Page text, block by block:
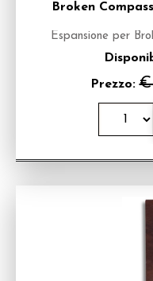
Broken
Espansione per
Prezzo:€